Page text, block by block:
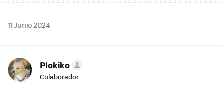
11 Junio 2024
Plokiko
Colaborador